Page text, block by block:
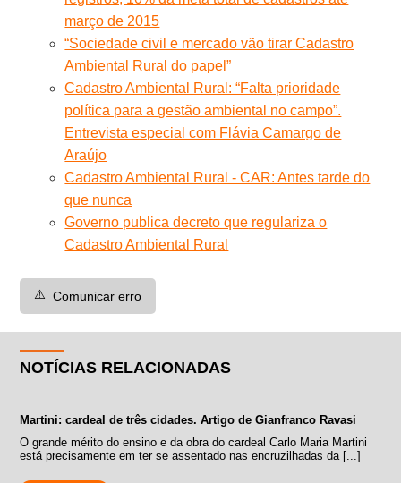
março de 2015
“Sociedade civil e mercado vão tirar Cadastro
Ambiental Rural do papel”
Cadastro Ambiental Rural: “Falta prioridade
política para a gestão ambiental no campo”.
Entrevista especial com Flávia Camargo de
Araújo
Cadastro Ambiental Rural - CAR: Antes tarde do
que nunca
Governo publica decreto que regulariza o
Cadastro Ambiental Rural
⚠️ Comunicar erro
NOTÍCIAS RELACIONADAS
Martini: cardeal de três cidades. Artigo de Gianfranco Ravasi
O grande mérito do ensino e da obra do cardeal Carlo Maria Martini
está precisamente em ter se assentado nas encruzilhadas da [...]